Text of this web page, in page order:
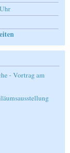
- Vortrag am